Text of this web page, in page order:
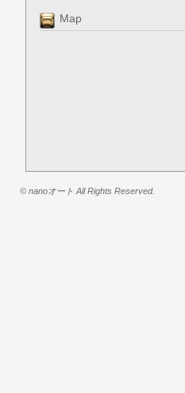
Map
© nanoオート All Rights Reserved.